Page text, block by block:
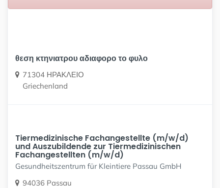
θεση κτηνιατρου αδιαφορο το φυλο
71304 ΗΡΑΚΛΕΙΟ
Griechenland
Tiermedizinische Fachangestellte (m/w/d)
und Auszubildende zur Tiermedizinischen
Fachangestellten (m/w/d)
Gesundheitszentrum für Kleintiere Passau GmbH
94036 Passau